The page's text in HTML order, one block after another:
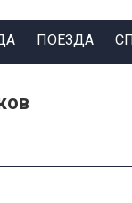
ПОЕЗДА